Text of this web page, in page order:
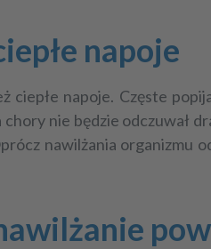
napoje
napoje. Częste
nie będzie odczuwał
nawilżania organizmu